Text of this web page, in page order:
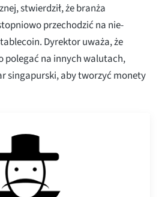
stwierdził, że branża
przechodzić na nie-
Dyrektor uważa, że
polegać na innych walutach,
singapurski, aby tworzyć monety